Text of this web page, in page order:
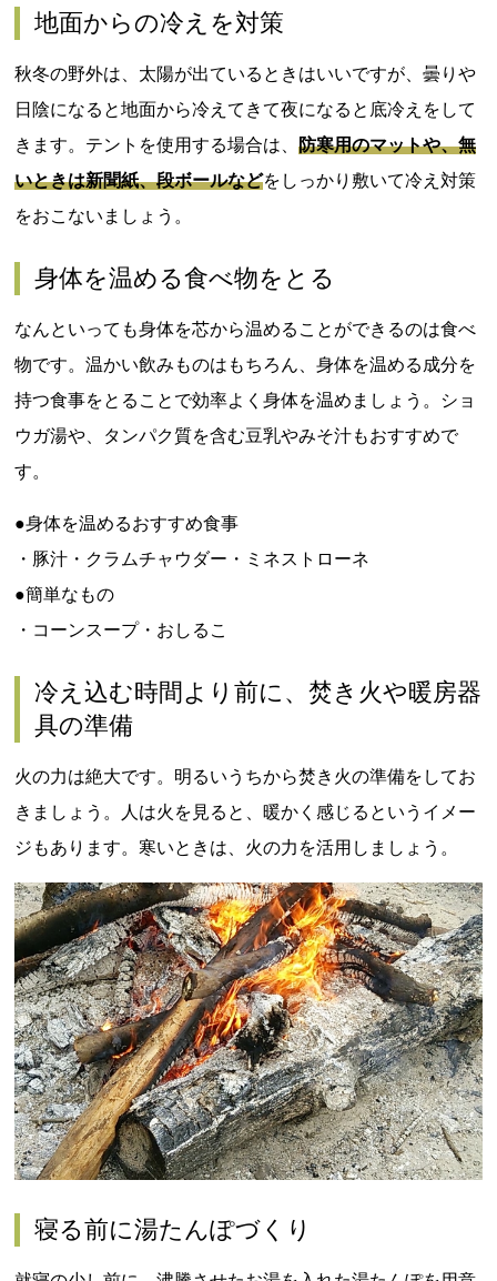
地面からの冷えを対策
秋冬の野外は、太陽が出ているときはいいですが、曇りや
日陰になると地面から冷えてきて夜になると底冷えをして
きます。テントを使用する場合は、防寒用のマットや、無
いときは新聞紙、段ボールなどをしっかり敷いて冷え対策
をおこないましょう。
身体を温める食べ物をとる
なんといっても身体を芯から温めることができるのは食べ
物です。温かい飲みものはもちろん、身体を温める成分を
持つ食事をとることで効率よく身体を温めましょう。ショ
ウガ湯や、タンパク質を含む豆乳やみそ汁もおすすめで
す。
●身体を温めるおすすめ食事
・豚汁・クラムチャウダー・ミネストローネ
●簡単なもの
・コーンスープ・おしるこ
冷え込む時間より前に、焚き火や暖房器
具の準備
火の力は絶大です。明るいうちから焚き火の準備をしてお
きましょう。人は火を見ると、暖かく感じるというイメー
ジもあります。寒いときは、火の力を活用しましょう。
寝る前に湯たんぽづくり